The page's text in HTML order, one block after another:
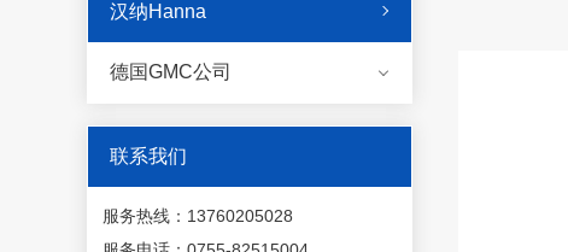
汉纳Hanna
德国GMC公司
联系我们
服务热线：13760205028